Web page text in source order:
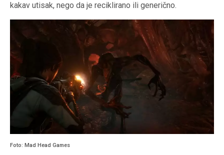
kakav utisak, nego da je reciklirano ili generično.
Foto: Mad Head Games